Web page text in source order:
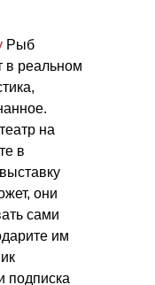
Рыб
в реальном
на
в
они
сами
им
подписка